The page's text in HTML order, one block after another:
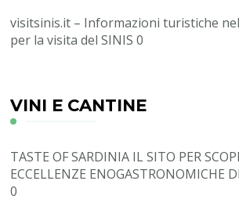
visitsinis.it – Informazioni turistiche
per la visita del SINIS 0
VINI E CANTINE
TASTE OF SARDINIA IL SITO PER
ECCELLENZE ENOGASTRONOMICHE
0